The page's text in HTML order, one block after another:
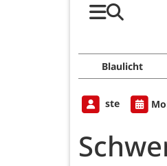
Blaulicht
ste